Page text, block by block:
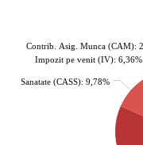
Sanatate (CASS): 9,78%
Impozit pe venit (IV): 6,36%
Contrib. Asig. Munca (CAM):